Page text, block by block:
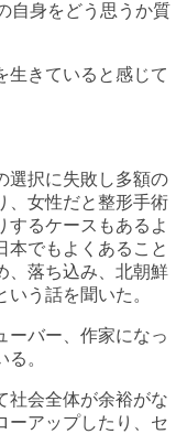
自身をどう思うか質
きていると感じて
選択に失敗し多額の
、女性だと整形手術
するケースもあるよ
本でもよくあること
、落ち込み、北朝鮮
う話を聞いた。
バー、作家になっ
。
会全体が余裕がな
ーアップしたり、セ